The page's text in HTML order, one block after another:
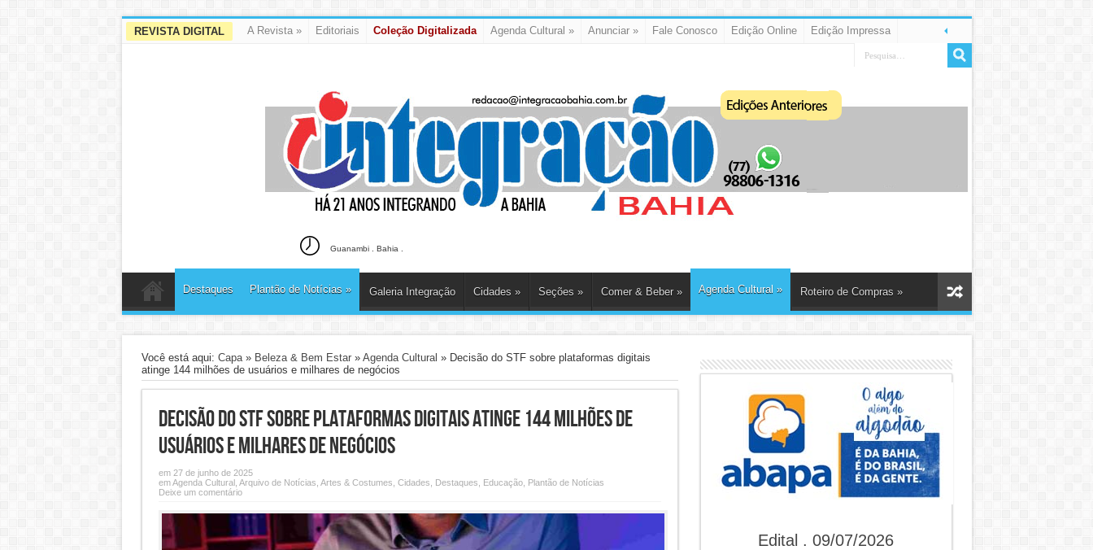
REVISTA DIGITAL A Revista » Editoriais Coleção Digitalizada Agenda Cultural » Anunciar » Fale Conosco Edição Online Edição Impressa
Guanambi . Bahia .
Destaques Plantão de Notícias » Galeria Integração Cidades » Seções » Comer & Beber » Agenda Cultural » Roteiro de Compras »
Você está aqui: Capa» Beleza & Bem Estar» Agenda Cultural » Decisão do STF sobre plataformas digitais
atinge 144 milhões de usuários e milhares de negócios
Decisão do STF sobre plataformas digitais atinge 144 milhões de
usuários e milhares de negócios
em 27 de junho de 2025
emAgenda Cultural, Arquivo de Notícias Artes & Costumes Cidades Destaques Educação, Plantão de Notícias
Deixe um comentário
Edital . 09/07/2026